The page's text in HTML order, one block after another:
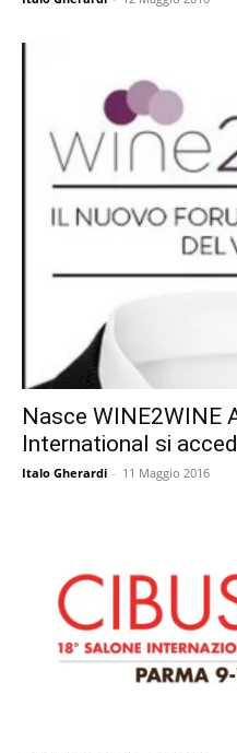
Nasce WINE2WINE
International si
Italo Gherardi - 11 Maggio 2016